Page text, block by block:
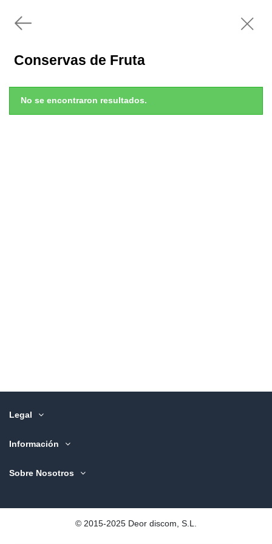
Conservas de Fruta
No se encontraron resultados.
Legal
Información
Sobre Nosotros
©️ 2015-2025 Deor discom, S.L.